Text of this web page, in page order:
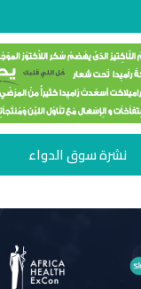
نشرة سوق الدواء